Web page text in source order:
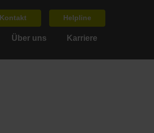
Kontakt Helpline
Über uns Karriere